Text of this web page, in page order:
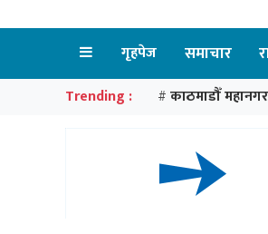
गृहपेज समाचार
Trending : # काठमाडौँ